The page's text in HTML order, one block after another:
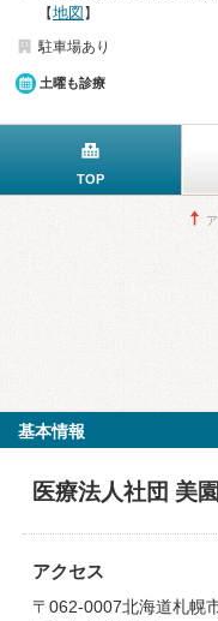
【地図 】
駐車場あり
土曜も診療
TOP
基本情報
医療法人社団 美
アクセス
〒062-0007北海道札幌